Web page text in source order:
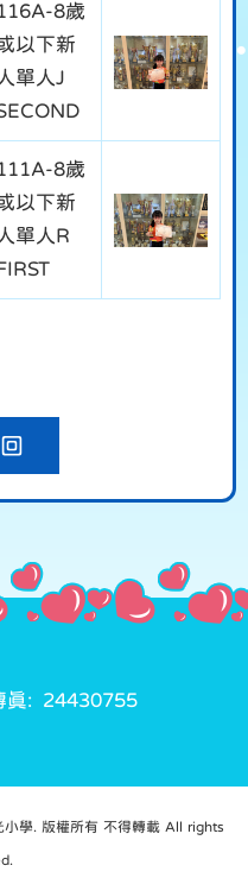
8歲
以下新
人單人J
8歲
以下新
人單人R
真: 24430755
學. 版權所有 不得轉載 All rights